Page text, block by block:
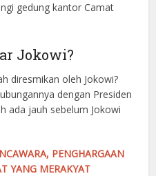
gedung kantor Camat
Jokowi?
diresmikan oleh Jokowi?
dengan Presiden
ada jauh sebelum Jokowi
PENGHARGAAN
YANG MERAKYAT